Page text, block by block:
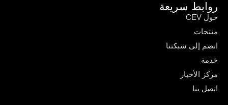
روابط سريعة
حول CEV
منتجات
انضم إلى شبكتنا
خدمة
مركز الأخبار
اتصل بنا